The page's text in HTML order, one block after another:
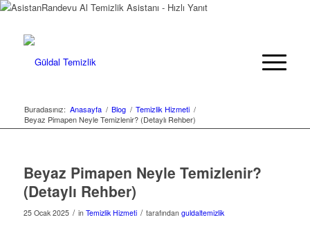
Randevu Al Temizlik Asistanı - Hızlı Yanıt
Buradasınız: Anasayfa / Blog / Temizlik Hizmeti /
Beyaz Pimapen Neyle Temizlenir? (Detaylı Rehber)
Beyaz Pimapen Neyle Temizlenir?
(Detaylı Rehber)
25 Ocak 2025 / in Temizlik Hizmeti / tarafından guldaltemizlik